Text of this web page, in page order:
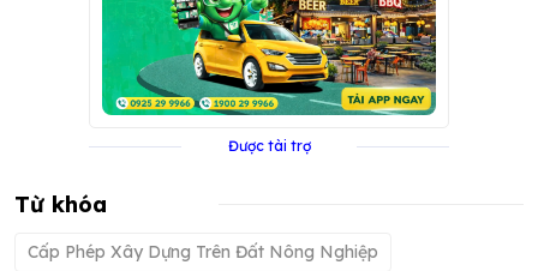
Được tài trợ
Từ khóa
Cấp Phép Xây Dựng Trên Đất Nông Nghiệp